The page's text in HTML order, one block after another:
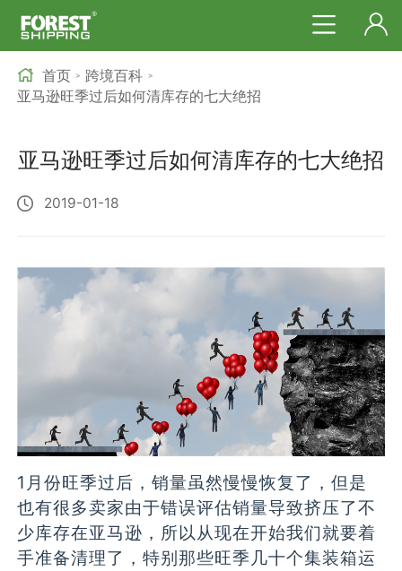
首页 > 跨境百科 >
亚马逊旺季过后如何清库存的七大绝招
亚马逊旺季过后如何清库存的七大绝招
2019-01-18
1月份旺季过后，销量虽然慢慢恢复了，但是
也有很多卖家由于错误评估销量导致挤压了不
少库存在亚马逊，所以从现在开始我们就要着
手准备清理了，特别那些旺季几十个集装箱运